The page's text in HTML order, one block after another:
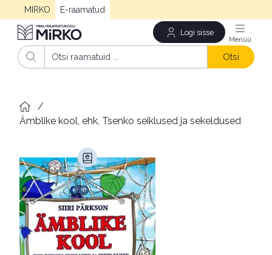
MIRKO E-raamatud
Logi sisse
Otsi
/
Ämblike kool, ehk, Tsenko seiklused ja sekeldused